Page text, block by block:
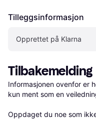
Tilleggsinformasjon
Opprettet på Klarna
Tilbakemelding
Informasjonen ovenfor er
kun ment som en
Oppdaget du noe som